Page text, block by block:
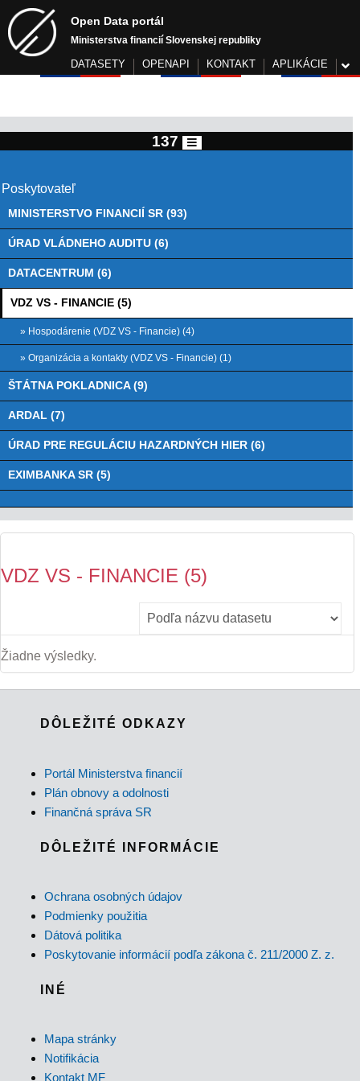
Open Data portál
Ministerstva financií Slovenskej republiky
DATASETY OPENAPI KONTAKT APLIKÁCIE
137
Poskytovateľ
MINISTERSTVO FINANCIÍ SR (93)
ÚRAD VLÁDNEHO AUDITU (6)
DATACENTRUM (6)
VDZ VS - FINANCIE (5)
» Hospodárenie (VDZ VS - Financie) (4)
» Organizácia a kontakty (VDZ VS - Financie) (1)
ŠTÁTNA POKLADNICA (9)
ARDAL (7)
ÚRAD PRE REGULÁCIU HAZARDNÝCH HIER (6)
EXIMBANKA SR (5)
VDZ VS - FINANCIE (5)
Žiadne výsledky.
DÔLEŽITÉ ODKAZY
Portál Ministerstva financií
Plán obnovy a odolnosti
Finančná správa SR
DÔLEŽITÉ INFORMÁCIE
Ochrana osobných údajov
Podmienky použitia
Dátová politika
Poskytovanie informácií podľa zákona č. 211/2000 Z. z.
INÉ
Mapa stránky
Notifikácia
Kontakt MF